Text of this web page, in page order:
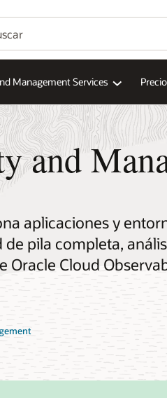
Management Services
and
aplicaciones y
pila completa,
Oracle Cloud